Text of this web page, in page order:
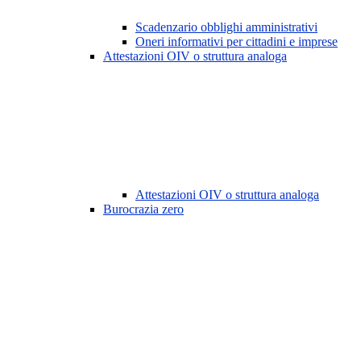
Scadenzario obblighi amministrativi
Oneri informativi per cittadini e imprese
Attestazioni OIV o struttura analoga
Attestazioni OIV o struttura analoga
Burocrazia zero